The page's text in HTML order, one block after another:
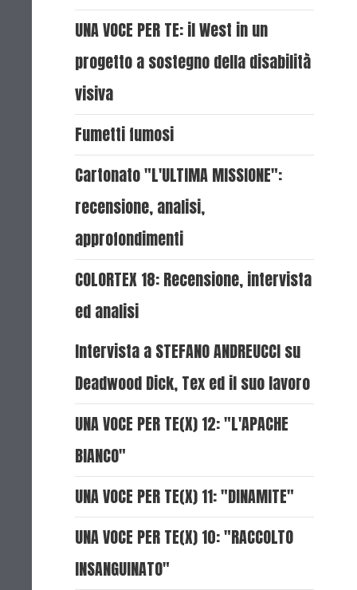
UNA VOCE PER TE: il West in un
progetto a sostegno della disabilità
visiva
Fumetti fumosi
Cartonato "L'ULTIMA MISSIONE":
recensione, analisi,
approfondimenti
COLORTEX 18: Recensione, intervista
ed analisi
Intervista a STEFANO ANDREUCCI su
Deadwood Dick, Tex ed il suo lavoro
UNA VOCE PER TE(X) 12: "L'APACHE
BIANCO"
UNA VOCE PER TE(X) 11: "DINAMITE"
UNA VOCE PER TE(X) 10: "RACCOLTO
INSANGUINATO"